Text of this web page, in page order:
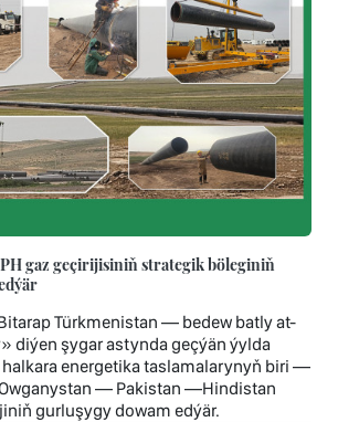
gaz geçirijisiniň strategik böleginiň
Türkmenistan — bedew batly at-
diýen şygar astynda geçýän ýylda
energetika taslamalarynyň biri —
— Pakistan —Hindistan
gurluşygy dowam edýär.